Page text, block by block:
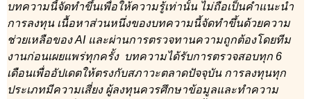
บทความนี้จัดทำขึ้นเพื่อให้ความรู้เท่านั้น ไม่ถือเป็นคำแนะนำ
การลงทุน เนื้อหาส่วนหนึ่งของบทความนี้จัดทำขึ้นด้วยความ
ช่วยเหลือของ AI และผ่านการตรวจทานความถูกต้องโดยทีม
งานก่อนเผยแพร่ทุกครั้ง บทความได้รับการตรวจสอบทุก 6
เดือนเพื่ออัปเดตให้ตรงกับสภาวะตลาดปัจจุบัน การลงทุนทุก
ประเภทมีความเสี่ยง ผู้ลงทุนควรศึกษาข้อมูลและทำความ